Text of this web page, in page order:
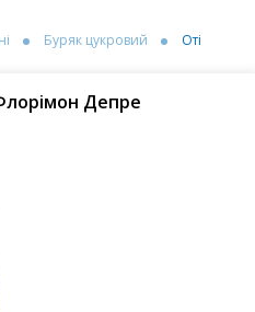
Буряк цукровий Оті
Депре